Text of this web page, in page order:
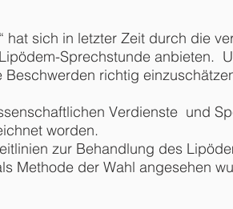
hat sich in letzter Zeit durch die
Sprechstunde anbieten.
richtig
Verdienste und
worden.
zur Behandlung des
Methode der Wahl angesehen